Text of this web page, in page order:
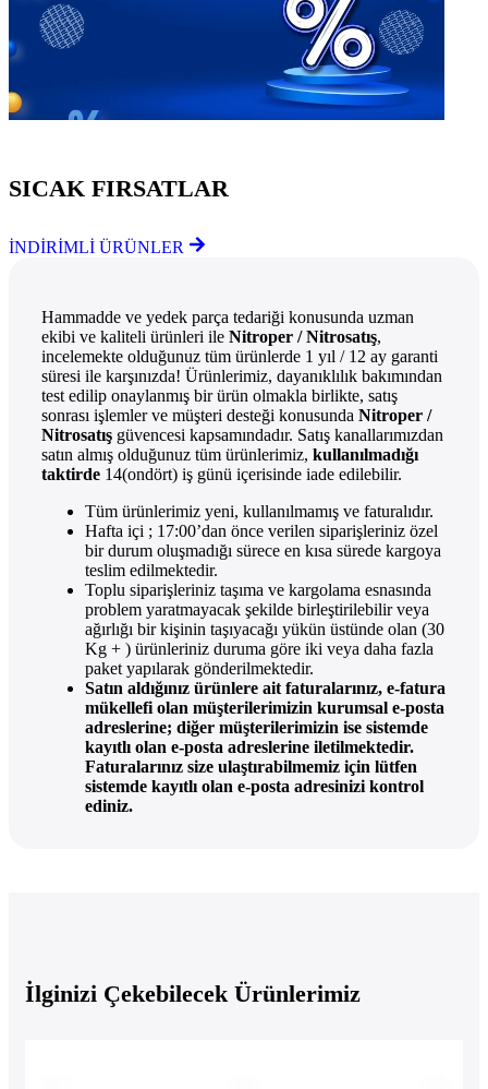
SICAK FIRSATLAR
İNDİRİMLİ ÜRÜNLER
Hammadde ve yedek parça tedariği konusunda uzman
ekibi ve kaliteli ürünleri ile Nitroper / Nitrosatış,
incelemekte olduğunuz tüm ürünlerde 1 yıl / 12 ay garanti
süresi ile karşınızda! Ürünlerimiz, dayanıklılık bakımından
test edilip onaylanmış bir ürün olmakla birlikte, satış
sonrası işlemler ve müşteri desteği konusunda Nitroper /
Nitrosatış güvencesi kapsamındadır. Satış kanallarımızdan
satın almış olduğunuz tüm ürünlerimiz, kullanılmadığı
taktirde 14(ondört) iş günü içerisinde iade edilebilir.
Tüm ürünlerimiz yeni, kullanılmamış ve faturalıdır.
Hafta içi ; 17:00’dan önce verilen siparişleriniz özel
bir durum oluşmadığı sürece en kısa sürede kargoya
teslim edilmektedir.
Toplu siparişleriniz taşıma ve kargolama esnasında
problem yaratmayacak şekilde birleştirilebilir veya
ağırlığı bir kişinin taşıyacağı yükün üstünde olan (30
Kg + ) ürünleriniz duruma göre iki veya daha fazla
paket yapılarak gönderilmektedir.
Satın aldığınız ürünlere ait faturalarınız, e-fatura
mükellefi olan müşterilerimizin kurumsal e-posta
adreslerine; diğer müşterilerimizin ise sistemde
kayıtlı olan e-posta adreslerine iletilmektedir.
Faturalarınız size ulaştırabilmemiz için lütfen
sistemde kayıtlı olan e-posta adresinizi kontrol
ediniz.
İlginizi Çekebilecek Ürünlerimiz